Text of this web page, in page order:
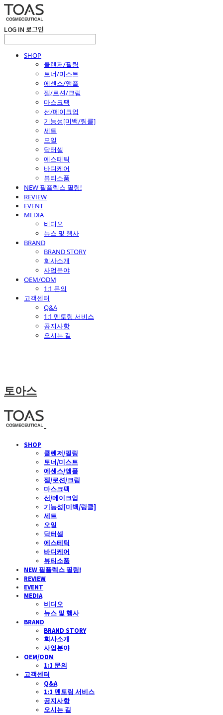
LOG IN 로그인
SHOP
클렌저/필링
토너/미스트
에센스/앰플
젤/로션/크림
마스크팩
선/메이크업
기능성[미백/링클]
세트
오일
닥터셀
에스테틱
바디케어
뷰티소품
NEW 필플렉스 필링!
REVIEW
EVENT
MEDIA
비디오
뉴스 및 행사
BRAND
BRAND STORY
회사소개
사업분야
OEM/ODM
1:1 문의
고객센터
Q&A
1:1 멘토링 서비스
공지사항
오시는 길
토아스
SHOP
클렌저/필링
토너/미스트
에센스/앰플
젤/로션/크림
마스크팩
선/메이크업
기능성[미백/링클]
세트
오일
닥터셀
에스테틱
바디케어
뷰티소품
NEW 필플렉스 필링!
REVIEW
EVENT
MEDIA
비디오
뉴스 및 행사
BRAND
BRAND STORY
회사소개
사업분야
OEM/ODM
1:1 문의
고객센터
Q&A
1:1 멘토링 서비스
공지사항
오시는 길